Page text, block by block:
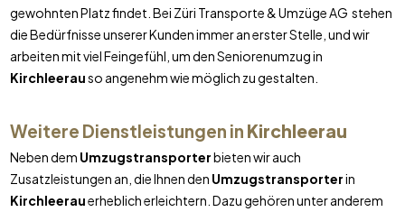
gewohnten Platz findet. Bei Züri Transporte & Umzüge AG stehen
die Bedürfnisse unserer Kunden immer an erster Stelle, und wir
arbeiten mit viel Feingefühl, um den Seniorenumzug in
Kirchleerauso angenehm wie möglich zu gestalten.
Weitere Dienstleistungen in Kirchleerau
Neben dem Umzugstransporterbieten wir auch
Zusatzleistungen an, die Ihnen den Umzugstransporterin
Kirchleerauerheblich erleichtern. Dazu gehören unter anderem